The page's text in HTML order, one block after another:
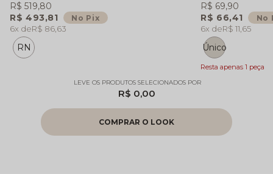
R$ 493,81 No Pix
R$ 519,80
6x R$ 86,63
RN
R$ 66,41 No
R$ 69,90
6x R$ 11,65
Único
Resta apenas 1 peça
R$ 0,00